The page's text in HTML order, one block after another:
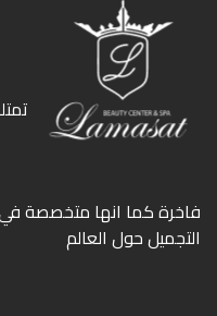
ﻓﺎﺧﺮة كما انها ﻣﺘﺨﺼﺼﺔ ﻓﻲ
اﻟﺘﺠﻤﻴﻞ ﺣﻮل اﻟﻌﺎﻟﻢ